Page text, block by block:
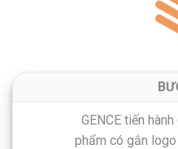
GENCE tiến
phẩm có gắn